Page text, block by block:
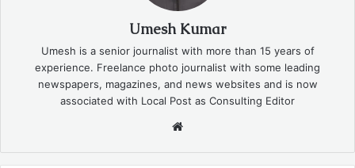
Umesh Kumar
Umesh is a senior journalist with more than 15 years of
experience. Freelance photo journalist with some leading
newspapers, magazines, and news websites and is now
associated with Local Post as Consulting Editor